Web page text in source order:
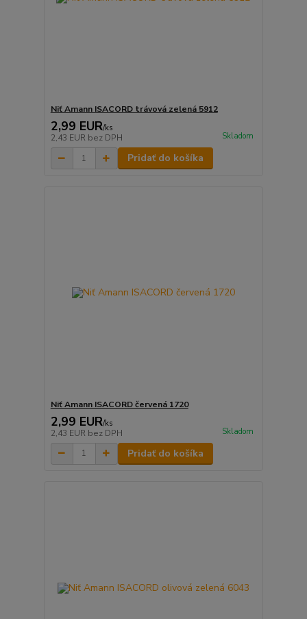
Niť Amann ISACORD trávová zelená 5912
2,99 EUR/ks
2,43 EUR bez DPH Skladom
Pridať do košíka
Niť Amann ISACORD červená 1720
2,99 EUR/ks
2,43 EUR bez DPH Skladom
Pridať do košíka